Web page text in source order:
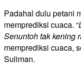
Padahal dulu petani
memprediksi cuaca. “
Senuntoh tak kening
memprediksi cuaca,
Suliman.